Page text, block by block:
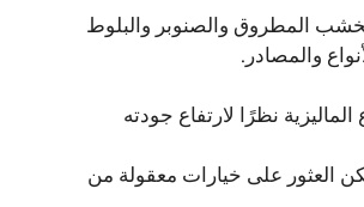
المطروق والصنوبر والبلوط
والمصادر.
نظرًا لارتفاع جودته
العثور على خيارات معقولة من